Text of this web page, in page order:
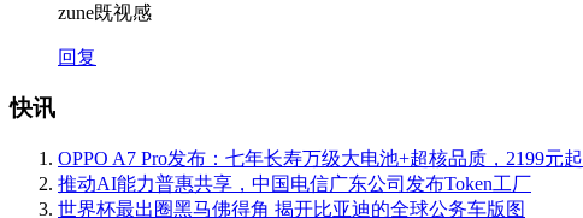
zune既视感
回复
快讯
OPPO A7 Pro发布：七年长寿万级大电池+超核品质，2199元起
推动AI能力普惠共享，中国电信广东公司发布Token工厂
世界杯最出圈黑马佛得角 揭开比亚迪的全球公务车版图